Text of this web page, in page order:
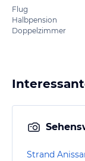
Flug
Halbpension
Doppelzimmer
Strand